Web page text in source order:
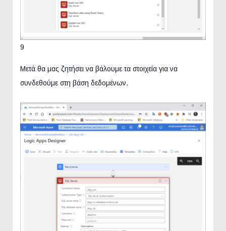
9
Μετά θα μας ζητήσει να βάλουμε τα στοιχεία για να
συνδεθούμε στη βάση δεδομένων.